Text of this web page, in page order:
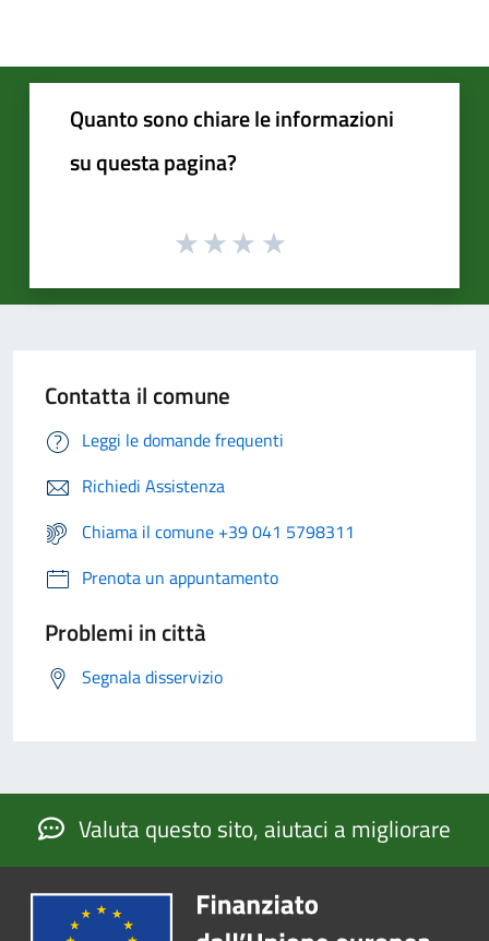
Quanto sono chiare le informazioni
su questa pagina?
Contatta il comune
Leggi le domande frequenti
Richiedi Assistenza
Chiama il comune +39 041 5798311
Prenota un appuntamento
Problemi in città
Segnala disservizio
Valuta questo sito, aiutaci a migliorare